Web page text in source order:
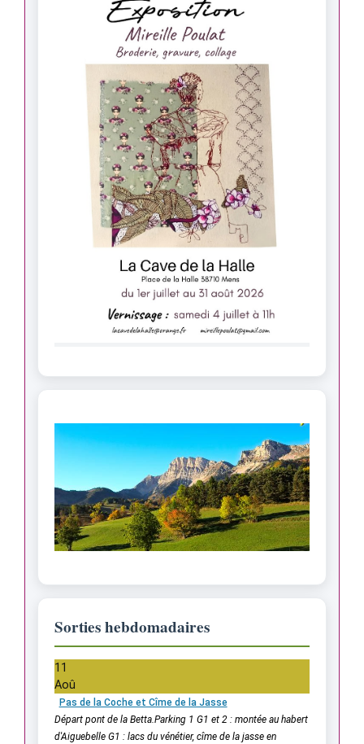
Sorties hebdomadaires
11
Aoû
Pas de la Coche et Cîme de la Jasse
Départ pont de la Betta.Parking 1 G1 et 2 : montée au habert
d'Aiguebelle G1 : lacs du vénétier, cîme de la jasse en